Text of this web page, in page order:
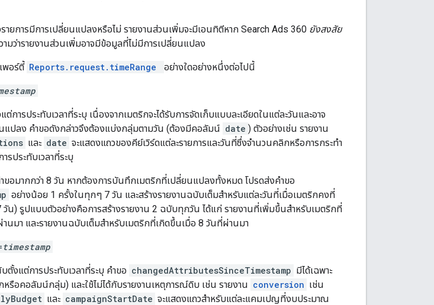
รายการมีการเปลี่ยนแปลงหรือไม่ รายงานส่วนเพิ่มจะมีเอนทิตีหาก Search Ads 360 ยังสงสัย
มว่ารายงานส่วนเพิ่มอาจมีข้อมูลที่ไม่มีการเปลี่ยนแปลง
พอร์ตี้ Reports.request.timeRange อย่างใดอย่างหนึ่งต่อไปนี้
ารประทับเวลาที่ระบุ เนื่องจากเมตริกจะได้รับการจัดเก็บแบบละเอียดในแต่ละวันและอาจ
แปลง คำขอดังกล่าวจึงต้องแบ่งกลุ่มตามวัน (ต้องมีคอลัมน์ date ) ตัวอย่างเช่น รายงาน
และ date จะแสดงแถวของคีย์เวิร์ดแต่ละรายการและวันที่ซึ่งจำนวนคลิกหรือการกระทำ
ประทับเวลาที่ระบุ
ำขอมากกว่า 8 วัน หากต้องการบันทึกเมตริกที่เปลี่ยนแปลงทั้งหมด โปรดส่งคำขอ
อย่างน้อย 1 ครั้งในทุกๆ 7 วัน และสร้างรายงานฉบับเต็มสำหรับแต่ละวันที่เมื่อเมตริกคงที่
วัน) รูปแบบตัวอย่างคือการสร้างรายงาน 2 ฉบับทุกวัน ได้แก่ รายงานที่เพิ่มขึ้นสำหรับเมตริกที่
นมา และรายงานฉบับเต็มสำหรับเมตริกที่เกิดขึ้นเมื่อ 8 วันที่ผ่านมา
timestamp
งแต่การประทับเวลาที่ระบุ คำขอ changedAttributesSinceTimestamp มีได้เฉพาะ
อคอลัมน์กลุ่ม) และใช้ไม่ได้กับรายงานเหตุการณ์ดิบ เช่น รายงาน conversion เช่น
และ campaignStartDate จะแสดงแถวสำหรับแต่ละแคมเปญที่งบประมาณ